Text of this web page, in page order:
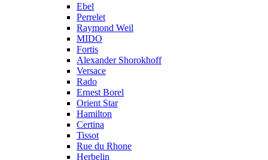
Ebel
Perrelet
Raymond Weil
MIDO
Fortis
Alexander Shorokhoff
Versace
Rado
Ernest Borel
Orient Star
Hamilton
Certina
Tissot
Rue du Rhone
Herbelin